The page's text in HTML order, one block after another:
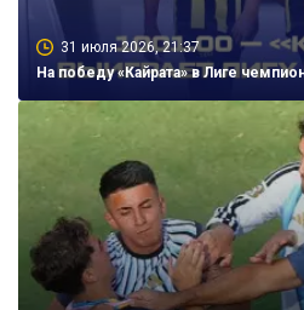
31 июля 2026, 21:37
На победу «Кайрата» в Лиге